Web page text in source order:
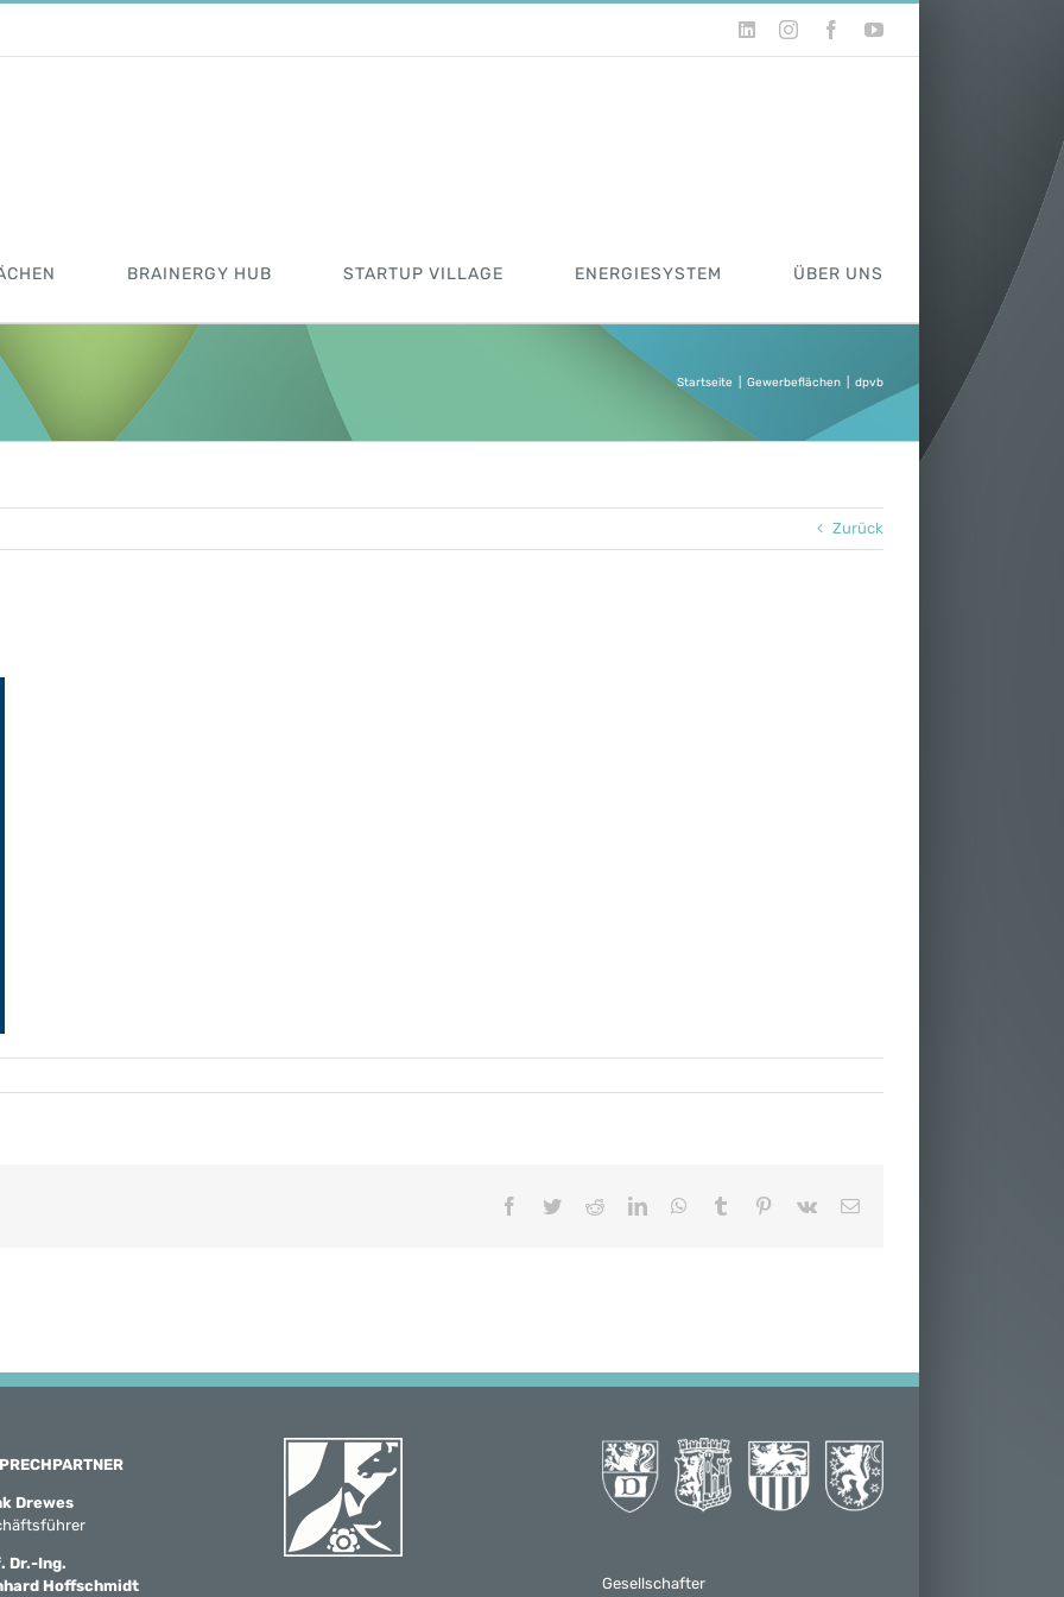
LinkedInInstagramFacebookYouTube
BRAINERGY HUB STARTUP VILLAGE ENERGIESYSTEM ÜBER UNS
Startseite Gewerbeflächen dpvb
Zurück
Facebook
TwitterRedditLinkedInWhatsApp
Tumblr Pinterest
Vk
E-
Drewes
Dr.-Ing.
Hoffschmidt
Gesellschafter